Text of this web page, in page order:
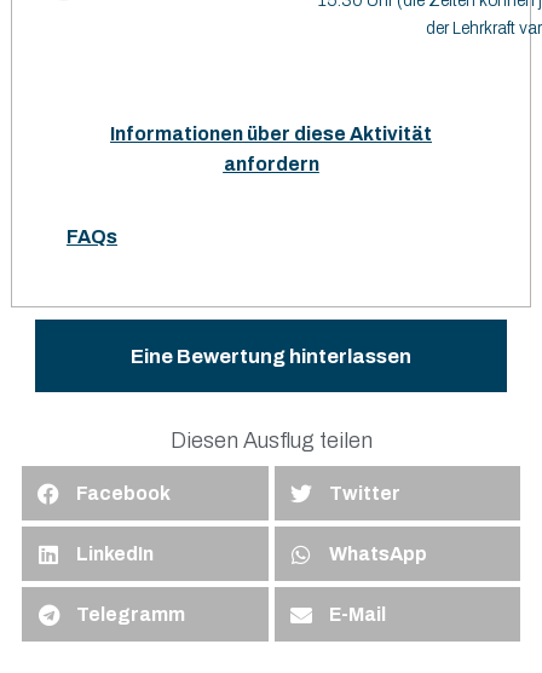
der Lehrkraft
Informationen über diese Aktivität
anfordern
FAQs
Eine Bewertung hinterlassen
Diesen Ausflug teilen
Facebook Twitter
LinkedIn WhatsApp
Telegramm E-Mail